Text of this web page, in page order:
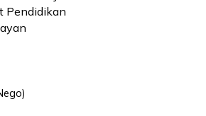
Pendidikan